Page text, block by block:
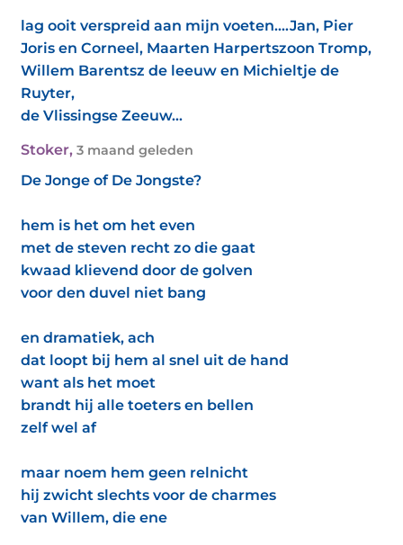
lag ooit verspreid aan mijn voeten....Jan, Pier
Joris en Corneel, Maarten Harpertszoon Tromp,
Willem Barentsz de leeuw en Michieltje de
Ruyter,
de Vlissingse Zeeuw...
Stoker, 3 maand geleden
De Jonge of De Jongste?
hem is het om het even
met de steven recht zo die gaat
kwaad klievend door de golven
voor den duvel niet bang
en dramatiek, ach
dat loopt bij hem al snel uit de hand
want als het moet
brandt hij alle toeters en bellen
zelf wel af
maar noem hem geen relnicht
hij zwicht slechts voor de charmes
van Willem, die ene